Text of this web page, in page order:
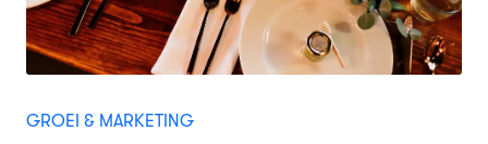
GROEI & MARKETING